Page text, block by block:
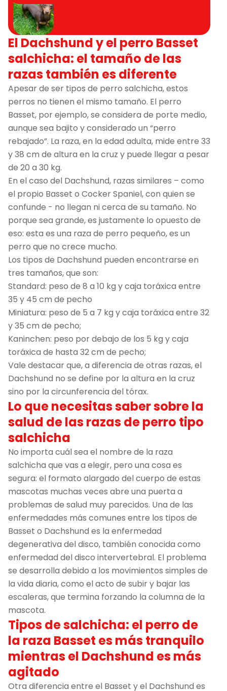
El Dachshund y el perro Basset
salchicha: el tamaño de las
razas también es diferente
Apesar de ser tipos de perro salchicha, estos
perros no tienen el mismo tamaño. El perro
Basset, por ejemplo, se considera de porte medio,
aunque sea bajito y considerado un “perro
rebajado”. La raza, en la edad adulta, mide entre 33
y 38 cm de altura en la cruz y puede llegar a pesar
de 20 a 30 kg.
En el caso del Dachshund, razas similares – como
el propio Basset o Cocker Spaniel, con quien se
confunde - no llegan ni cerca de su tamaño. No
porque sea grande, es justamente lo opuesto de
eso: esta es una raza de perro pequeño, es un
perro que no crece mucho.
Los tipos de Dachshund pueden encontrarse en
tres tamaños, que son:
Standard: peso de 8 a 10 kg y caja toráxica entre
35 y 45 cm de pecho
Miniatura: peso de 5 a 7 kg y caja toráxica entre 32
y 35 cm de pecho;
Kaninchen: peso por debajo de los 5 kg y caja
toráxica de hasta 32 cm de pecho;
Vale destacar que, a diferencia de otras razas, el
Dachshund no se define por la altura en la cruz
sino por la circunferencia del tórax.
Lo que necesitas saber sobre la
salud de las razas de perro tipo
salchicha
No importa cuál sea el nombre de la raza
salchicha que vas a elegir, pero una cosa es
segura: el formato alargado del cuerpo de estas
mascotas muchas veces abre una puerta a
problemas de salud muy parecidos. Una de las
enfermedades más comunes entre los tipos de
Basset o Dachshund es la enfermedad
degenerativa del disco, también conocida como
enfermedad del disco intervertebral. El problema
se desarrolla debido a los movimientos simples de
la vida diaria, como el acto de subir y bajar las
escaleras, que termina forzando la columna de la
mascota.
Tipos de salchicha: el perro de
la raza Basset es más tranquilo
mientras el Dachshund es más
agitado
Otra diferencia entre el Basset y el Dachshund es